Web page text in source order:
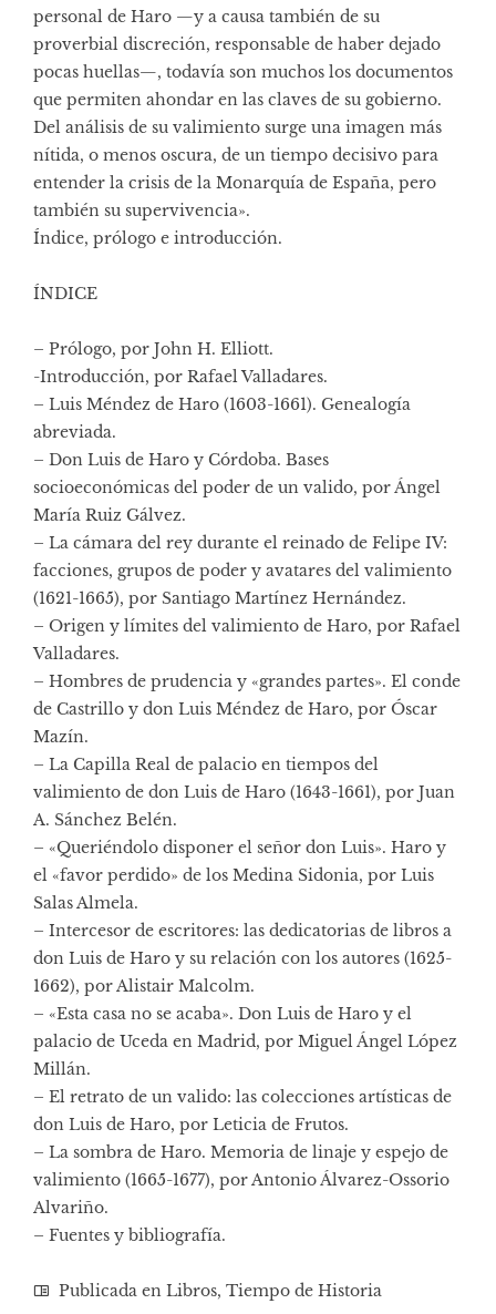
personal de Haro —y a causa también de su
proverbial discreción, responsable de haber dejado
pocas huellas—, todavía son muchos los documentos
que permiten ahondar en las claves de su gobierno.
Del análisis de su valimiento surge una imagen más
nítida, o menos oscura, de un tiempo decisivo para
entender la crisis de la Monarquía de España, pero
también su supervivencia».
Índice, prólogo e introducción.
ÍNDICE
– Prólogo, por John H. Elliott.
-Introducción, por Rafael Valladares.
– Luis Méndez de Haro (1603-1661). Genealogía
abreviada.
– Don Luis de Haro y Córdoba. Bases
socioeconómicas del poder de un valido, por Ángel
María Ruiz Gálvez.
– La cámara del rey durante el reinado de Felipe IV:
facciones, grupos de poder y avatares del valimiento
(1621-1665), por Santiago Martínez Hernández.
– Origen y límites del valimiento de Haro, por Rafael
Valladares.
– Hombres de prudencia y «grandes partes». El conde
de Castrillo y don Luis Méndez de Haro, por Óscar
Mazín.
– La Capilla Real de palacio en tiempos del
valimiento de don Luis de Haro (1643-1661), por Juan
A. Sánchez Belén.
– «Queriéndolo disponer el señor don Luis». Haro y
el «favor perdido» de los Medina Sidonia, por Luis
Salas Almela.
– Intercesor de escritores: las dedicatorias de libros a
don Luis de Haro y su relación con los autores (1625-
1662), por Alistair Malcolm.
– «Esta casa no se acaba». Don Luis de Haro y el
palacio de Uceda en Madrid, por Miguel Ángel López
Millán.
– El retrato de un valido: las colecciones artísticas de
don Luis de Haro, por Leticia de Frutos.
– La sombra de Haro. Memoria de linaje y espejo de
valimiento (1665-1677), por Antonio Álvarez-Ossorio
Alvariño.
– Fuentes y bibliografía.
Publicada en Libros, Tiempo de Historia